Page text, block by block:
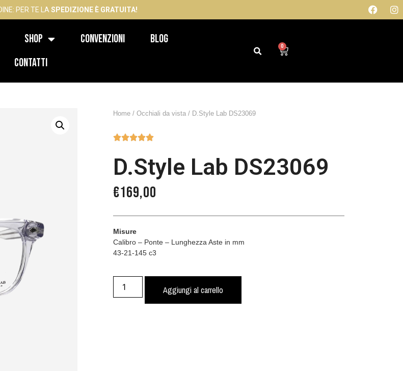
PER TE LASPEDIZIONE È GRATUITA!
Shop Convenzioni
Blog
Contatti
0
Home/ Occhiali da vista/ D.Style Lab DS23069

D.Style Lab DS23069
€169,00
Misure
Calibro – Ponte – Lunghezza Aste in mm
43-21-145 c3
Aggiungi al carrello